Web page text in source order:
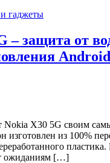
гаджеты
– защита от
Android
Nokia X30 5G своим
изготовлен из 100%
пластика.
ожиданиям […]